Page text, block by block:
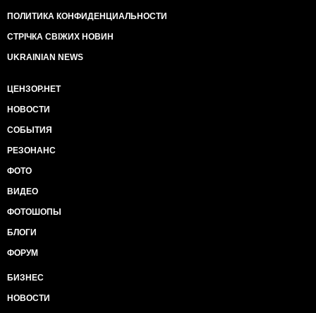
ПОЛИТИКА КОНФИДЕНЦИАЛЬНОСТИ
СТРІЧКА СВІЖИХ НОВИН
UKRAINIAN NEWS
ЦЕНЗОР.НЕТ
НОВОСТИ
СОБЫТИЯ
РЕЗОНАНС
ФОТО
ВИДЕО
ФОТОШОПЫ
БЛОГИ
ФОРУМ
БИЗНЕС
НОВОСТИ